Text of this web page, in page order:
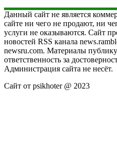
Данный сайт не является
сайте ни чего не продают, ни
услуги не оказываются. Сайт
новостей RSS канала
newsru.com. Материалы
ответственность за
Администрация сайта не несёт.
Сайт от psikhoter @ 2023